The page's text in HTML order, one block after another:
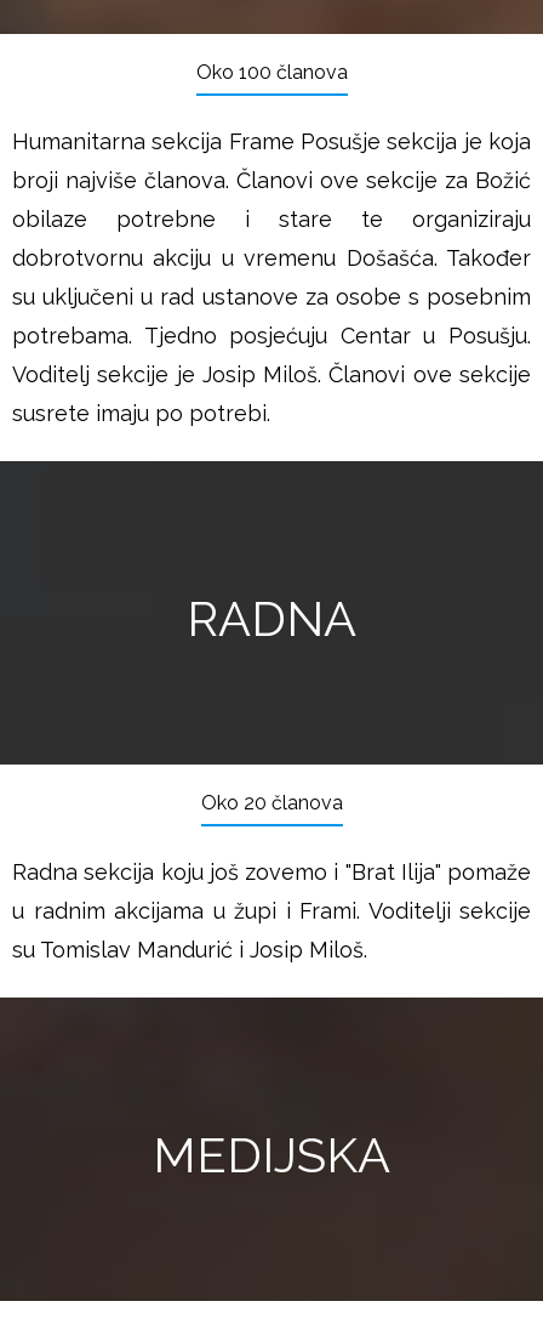
Oko 100 članova
Humanitarna sekcija Frame Posušje sekcija je koja
broji najviše članova. Članovi ove sekcije za Božić
obilaze potrebne i stare te organiziraju
dobrotvornu akciju u vremenu Došašća. Također
su uključeni u rad ustanove za osobe s posebnim
potrebama. Tjedno posjećuju Centar u Posušju.
Voditelj sekcije je Josip Miloš. Članovi ove sekcije
susrete imaju po potrebi.
RADNA
Oko 20 članova
Radna sekcija koju još zovemo i "Brat Ilija" pomaže
u radnim akcijama u župi i Frami. Voditelji sekcije
su Tomislav Mandurić i Josip Miloš.
MEDIJSKA